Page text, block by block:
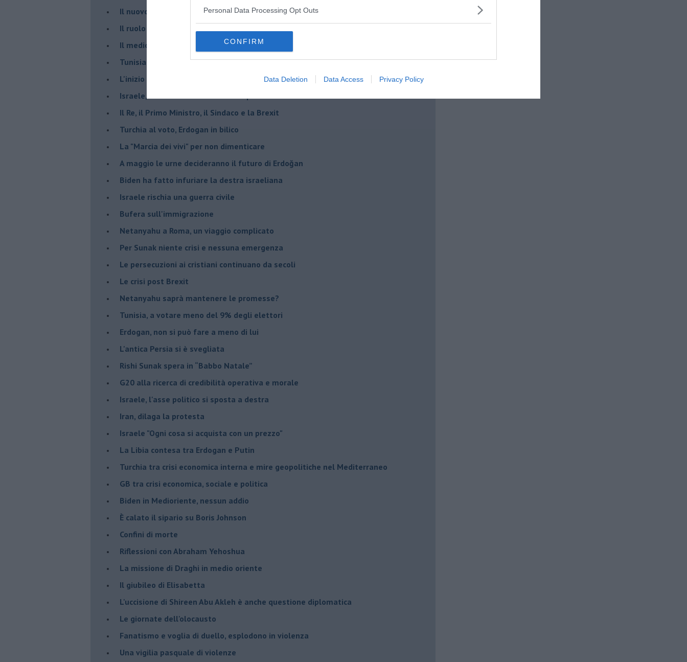
Personal Data Processing Opt Outs
CONFIRM
Data Deletion Data Access Privacy Policy
​Il nuovo corso dell’era di Erdogan
Il ruolo delle diplomazie nei conflitti
Il medioriente di Silvio
Tunisia rischiosa e strategica per l'Italia
L'inizio del “secolo della Turchia”
Israele, deciderà il borsone della spesa
Il Re, il Primo Ministro, il Sindaco e la Brexit
Turchia al voto, Erdogan in bilico
La "Marcia dei vivi" per non dimenticare
A maggio le urne decideranno il futuro di Erdoğan
Biden ha fatto infuriare la destra israeliana
Israele rischia una guerra civile
Bufera sull'immigrazione
Netanyahu a Roma, un viaggio complicato
Per Sunak niente crisi e nessuna emergenza
Le persecuzioni ai cristiani continuano da secoli
Le crisi post Brexit
Netanyahu saprà mantenere le promesse?
Tunisia, a votare meno del 9% degli elettori
Erdogan, non si può fare a meno di lui
L'antica Persia si è svegliata
Rishi Sunak spera in “Babbo Natale”
G20 alla ricerca di credibilità operativa e morale
Israele, l'asse politico si sposta a destra
Iran, dilaga la protesta
Israele "Ogni cosa si acquista con un prezzo"
La Libia contesa tra Erdogan e Putin
Turchia tra crisi economica interna e mire geopolitiche nel Mediterraneo
GB tra crisi economica, sociale e politica
Biden in Medioriente, nessun addio
È calato il sipario su Boris Johnson
Confini di morte
Riflessioni con Abraham Yehoshua
La missione di Draghi in medio oriente
Il giubileo di Elisabetta
L'uccisione di Shireen Abu Akleh è anche questione diplomatica
Le giornate dell'olocausto
Fanatismo e voglia di duello, esplodono in violenza
Una vigilia pasquale di violenze